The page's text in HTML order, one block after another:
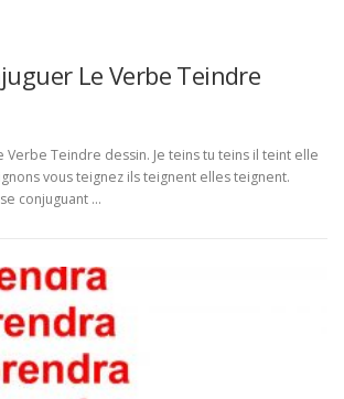
Le Verbe Teindre
Verbe Teindre dessin. Je teins tu teins il teint elle
vous teignez ils teignent elles teignent.
conjuguant …